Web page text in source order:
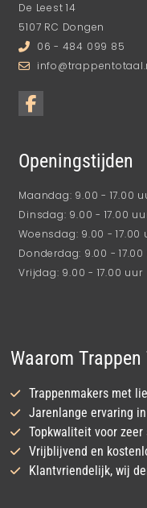
De Leest 14
5107 RC Dongen
06 - 484 099 85
Openingstijden
Maandag: 9.00 - 17.00
Dinsdag: 9.00 - 17.00
Woensdag: 9.00 - 17.00
Donderdag: 9.00 - 17.00
Vrijdag: 9.00 - 17.00 uur
Waarom
Trappenmakers met
Jarenlange ervaring
Topkwaliteit voor zeer
Vrijblijvend en
Klantvriendelijk, wij